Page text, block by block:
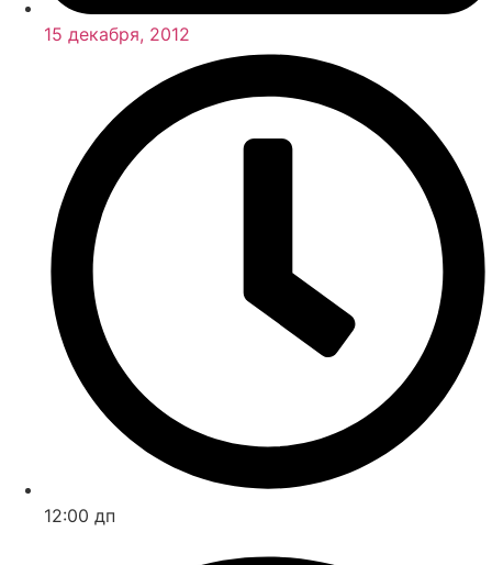
15 декабря, 2012
12:00 дп